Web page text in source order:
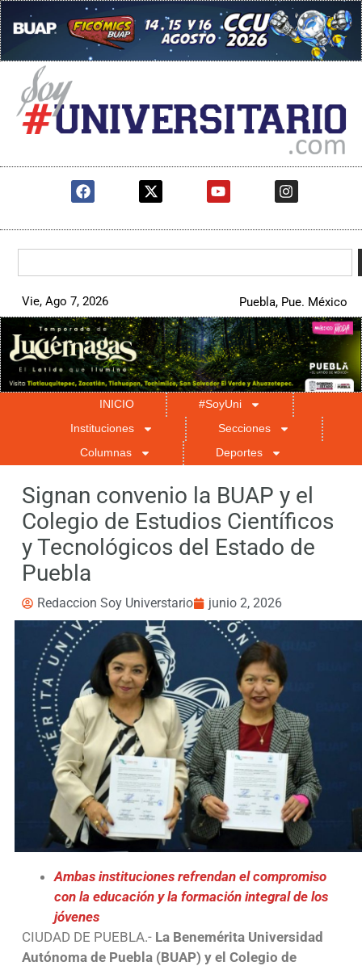
Vie, Ago 7, 2026 Puebla, Pue. México
INICIO
#SoyUni
Instituciones
Secciones
Columnas
Deportes
Signan convenio la BUAP y el
Colegio de Estudios Científicos
y Tecnológicos del Estado de
Puebla
Redaccion Soy Universtario junio 2, 2026
Ambas instituciones refrendan el compromiso
con la educación y la formación integral de los
jóvenes
CIUDAD DE PUEBLA.- La Benemérita Universidad
Autónoma de Puebla (BUAP) y el Colegio de